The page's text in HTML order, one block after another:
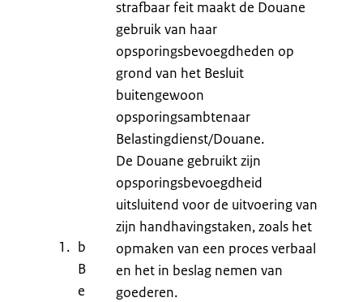
b
B
e
strafbaar feit maakt de Douane
gebruik van haar
opsporingsbevoegdheden op
grond van het Besluit
buitengewoon
opsporingsambtenaar
Belastingdienst/Douane.
De Douane gebruikt zijn
opsporingsbevoegdheid
uitsluitend voor de uitvoering van
zijn handhavingstaken, zoals het
opmaken van een proces verbaal
en het in beslag nemen van
goederen.